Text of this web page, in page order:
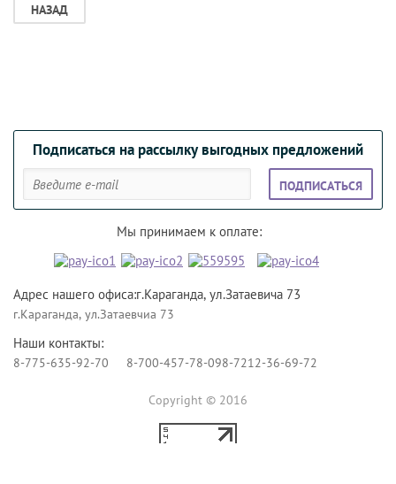
НАЗАД
Подписаться на рассылку выгодных предложений
ПОДПИСАТЬСЯ
Мы принимаем к оплате:
Адрес нашего офиса:г.Караганда, ул.Затаевича 73
г.Караганда, ул.Затаевчиа 73
Наши контакты:
8-775-635-92-70 8-700-457-78-098-7212-36-69-72
Copyright © 2016